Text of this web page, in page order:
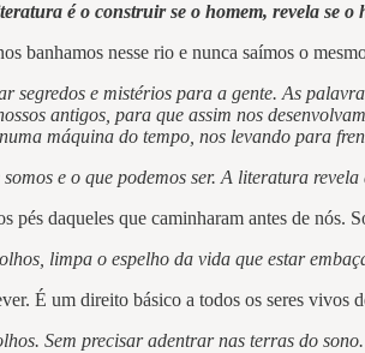
é o construir se o homem, revela se
banhamos nesse rio e nunca saímos o
segredos e mistérios para a gente. As
antigos, para que assim nos
máquina do tempo, nos levando para
e o que podemos ser. A literatura
daqueles que caminharam antes de nós.
limpa o espelho da vida que estar
É um direito básico a todos os seres
Sem precisar adentrar nas terras do